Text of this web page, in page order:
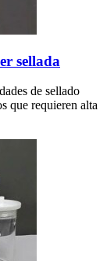
sellada
de sellado
que requieren alta